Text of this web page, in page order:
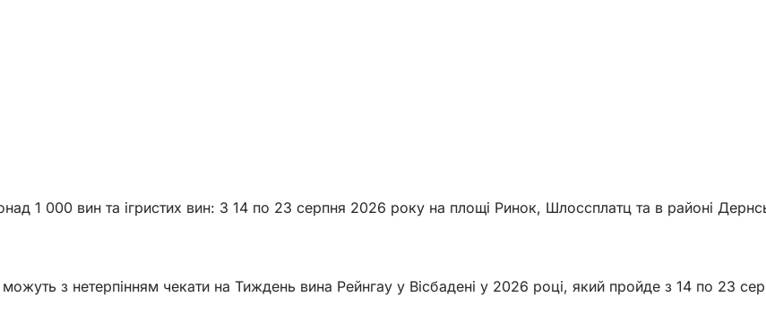
1 000 вин та ігристих вин: З 14 по 23 серпня 2026 року на площі Ринок, Шлоссплатц та в районі
з нетерпінням чекати на Тиждень вина Рейнгау у Вісбадені у 2026 році, який пройде з 14 по 23